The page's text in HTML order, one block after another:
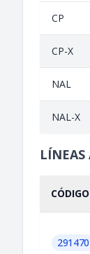
CP
CP-X
NAL
NAL-X
LÍNEAS
CÓDIGO
291470